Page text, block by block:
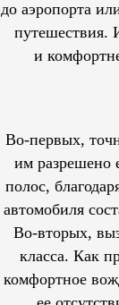
до аэропорта
путешествия.
и
Во-первых,
им разрешено
полос,
автомобиля
Во-вторых,
класса. Как
комфортное